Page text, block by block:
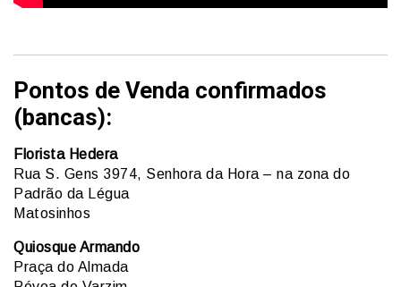
Pontos de Venda confirmados
(bancas):
Florista Hedera
Rua S. Gens 3974, Senhora da Hora – na zona do
Padrão da Légua
Matosinhos
Quiosque Armando
Praça do Almada